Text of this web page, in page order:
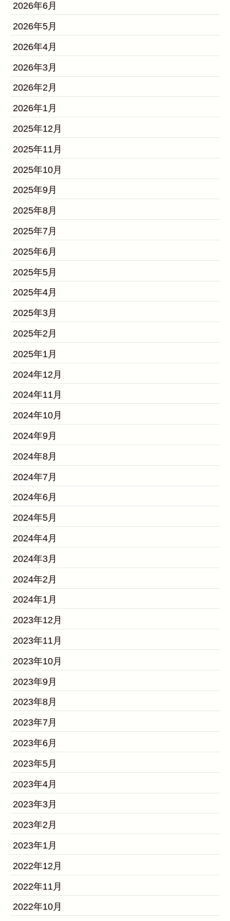
2026年6月
2026年5月
2026年4月
2026年3月
2026年2月
2026年1月
2025年12月
2025年11月
2025年10月
2025年9月
2025年8月
2025年7月
2025年6月
2025年5月
2025年4月
2025年3月
2025年2月
2025年1月
2024年12月
2024年11月
2024年10月
2024年9月
2024年8月
2024年7月
2024年6月
2024年5月
2024年4月
2024年3月
2024年2月
2024年1月
2023年12月
2023年11月
2023年10月
2023年9月
2023年8月
2023年7月
2023年6月
2023年5月
2023年4月
2023年3月
2023年2月
2023年1月
2022年12月
2022年11月
2022年10月